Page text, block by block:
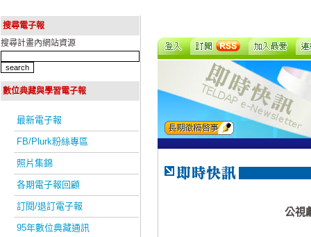
搜尋電子報
搜尋計畫內網站資源
數位典藏與學習電子報
最新電子報
FB/Plurk粉絲專區
照片集錦
各期電子報回顧
訂閱/退訂電子報
95年數位典藏通訊
公視